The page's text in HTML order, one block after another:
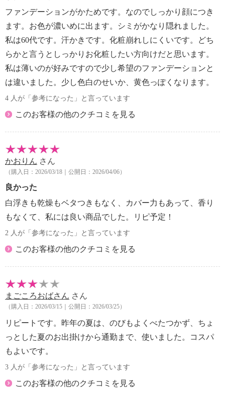
チアボルビリス種子油、マカデミアナ ッツ油、アル
テロモナス発酵エキス、酵母エキス、乳酸桿菌／セイ
ヨウナシ果汁発酵液、シゾサッカロミセス／ イチジ
ク果実発酵液、水溶性プロテオグリカン、水添レシチ
ン、トウミツ、フィトステロールズ、トレハロース
、ラフィノース、ダイマージリノール酸（フィトステ
リル／イソステアリル／セチル／ステアリル／ベヘニ
ン、グリセリン、レシチン、リシンＨＣｌ、グルタミ
ン酸、グリ シン、ロイシン、ヒスチジンＨＣｌ、セ
ラニン、アルギニン、プロリン、チロシン、イノシン
酸２Ｎａ、グアニル酸２ Ｎａ、マイカ、塩化Ｎａ、
ジステアルジモニウムヘクトライト、（ジメチコン／
ビニルジメチコン）クロスポリ マー、ＰＥＧ−３ジメ
チコン、トリメチルシロキシケイ酸、クエン酸Ｎａ、
ハイドロゲンジメチコン、ヒドロキ シアパタイト、
ジミリスチン酸Ａｌ、メタクリル酸メチルクロスポリ
マー、トコフェロール、クエン酸、パルミ チン酸エ
チルヘキシル、ジメチルシリル化シリカ、フェノキシ
キス、オクラ果実エキス、オランダガラシ葉／茎エキ
ス 、ライム果汁、ヒメフウロエキス、オレンジ果
汁、レモン果汁、セージ葉エキス、セイヨウキズタ葉
／茎エキス 、ゴボウ根エキス、サボンソウ葉エキ
ス、レモン果実エキス、グレープフルーツ果実エキ
実エキス、酸化チタン、酸化鉄、水酸化Ａｌ
【使用上の注意事項】
・お肌に異常が生じていないかよく注意して使用して
ファンデーションがかためです。なのでしっかり顔につき
ます。お色が濃いめに出ます。シミがかなり隠れました。
私は60代です。汗かきです。化粧崩れしにくいです。どち
らかと言うとしっかりお化粧したい方向けだと思います。
私は薄いのが好みですので少し希望のファンデーションと
は違いました。少し色白のせいか、黄色っぽくなります。
4 人が「参考になった」と言っています
このお客様の他のクチコミを見る
かおりん さん
（購入日：2026/03/18｜公開日：2026/04/06）
良かった
白浮きも乾燥もベタつきもなく、カバー力もあって、香り
もなくて、私には良い商品でした。リピ予定！
2 人が「参考になった」と言っています
このお客様の他のクチコミを見る
まごころおばさん さん
（購入日：2026/03/15｜公開日：2026/03/25）
リピートです。昨年の夏は、のびもよくべたつかず、ちょ
っとした夏のお出掛けから通勤まで、使いました。コスパ
もよいです。
3 人が「参考になった」と言っています
このお客様の他のクチコミを見る